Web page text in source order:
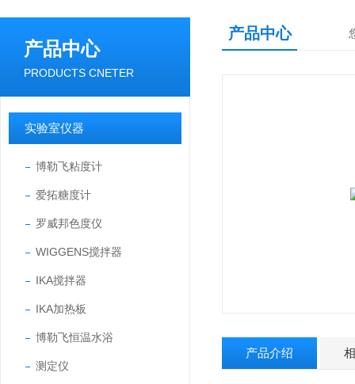
产品中心
PRODUCTS CNETER
实验室仪器
博勒飞粘度计
爱拓糖度计
罗威邦色度仪
WIGGENS搅拌器
IKA搅拌器
IKA加热板
博勒飞恒温水浴
测定仪
产品中心
产品介绍